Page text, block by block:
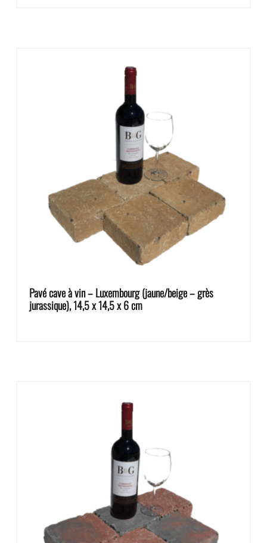
Pavé cave à vin – Luxembourg (jaune/beige – grès
jurassique), 14,5 x 14,5 x 6 cm